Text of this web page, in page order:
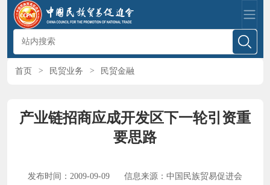
首页 > 民贸业务 > 民贸金融
产业链招商应成开发区下一轮引资重
要思路
发布时间：2009-09-09 信息来源：中国民族贸易促进会